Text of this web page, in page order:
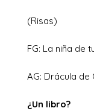
(Risas)
FG: La niña de
AG: Drácula de
¿Un libro?